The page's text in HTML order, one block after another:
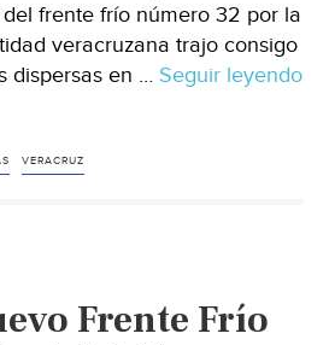
frente frío número 32 por la
veracruzana trajo consigo
dispersas en … Seguir leyendo
VERACRUZ
Frente Frío